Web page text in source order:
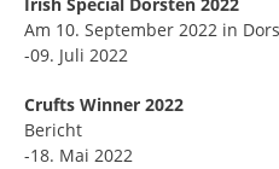
Irish Special Dorsten 2022
Am 10. September 2022 in
-09. Juli 2022
Crufts Winner 2022
Bericht
-18. Mai 2022